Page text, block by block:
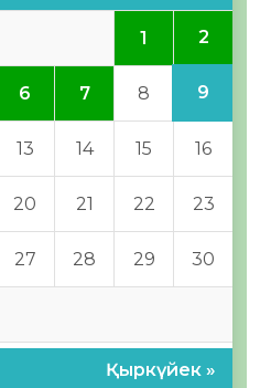
1 2
6 7 8 9
13 14 15 16
20 21 22 23
27 28 29 30
Қыркүйек »